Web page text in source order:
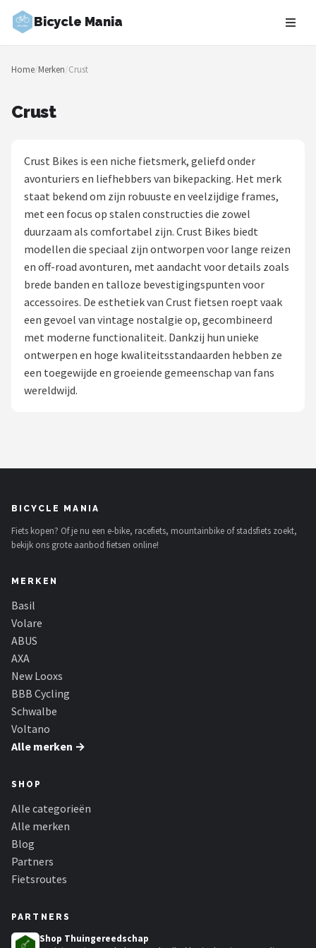
Bicycle Mania
Zoeken
NAVIGATIE
Blog
Fietsroutes
Kinderfietsen
Stadsfietsen
Elektrische fietsen
Mountainbikes
Shop
AXA
BBB Cycling
Schwalbe
Voltano
Shimano
Cortina
Home/Merken/Crust
Crust
Crust Bikes is een niche fietsmerk, geliefd onder
avonturiers en liefhebbers van bikepacking. Het merk
staat bekend om zijn robuuste en veelzijdige frames,
met een focus op stalen constructies die zowel
duurzaam als comfortabel zijn. Crust Bikes biedt
modellen die speciaal zijn ontworpen voor lange reizen
en off-road avonturen, met aandacht voor details zoals
brede banden en talloze bevestigingspunten voor
accessoires. De esthetiek van Crust fietsen roept vaak
een gevoel van vintage nostalgie op, gecombineerd
met moderne functionaliteit. Dankzij hun unieke
ontwerpen en hoge kwaliteitsstandaarden hebben ze
een toegewijde en groeiende gemeenschap van fans
wereldwijd.
BICYCLE MANIA
Fiets kopen? Of je nu een e-bike, racefiets, mountainbike of stadsfiets zoekt,
bekijk ons grote aanbod fietsen online!
MERKEN
Basil
Volare
ABUS
AXA
New Looxs
BBB Cycling
Schwalbe
Voltano
Alle merken →
SHOP
Alle categorieën
Alle merken
Blog
Partners
Fietsroutes
PARTNERS
Shop Thuingereedschap